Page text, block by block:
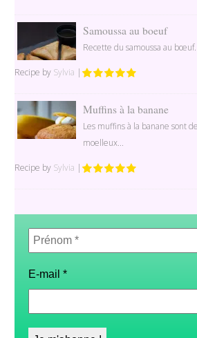
Samoussa au boeuf
Recette du samoussa au
Recipe by Sylvia |
Muffins à la banane
Les muffins à la banane sont
moelleux...
Recipe by Sylvia |
Prénom
E-mail*